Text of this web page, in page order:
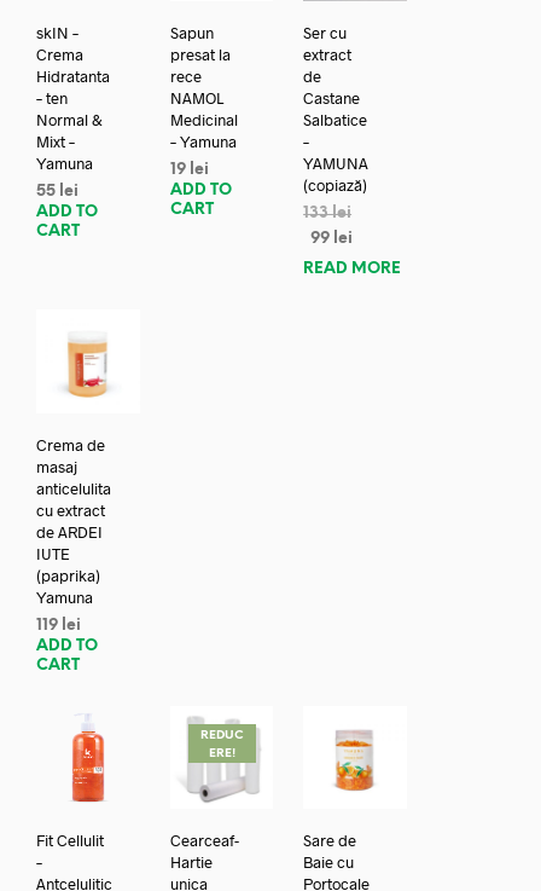
skIN –
Crema
Hidratanta
– ten
Normal &
Mixt –
Yamuna
55 lei
ADD TO
CART
Sapun
presat la
rece
NAMOL
Medicinal
– Yamuna
19 lei
ADD TO
CART
Ser cu
extract
de
Castane
Salbatice
–
YAMUNA
(copiază)
133lei
99 lei
READ MORE
Crema de
masaj
anticelulita
cu extract
de ARDEI
IUTE
(paprika)
Yamuna
119 lei
ADD TO
CART
Fit Cellulit
–
Antcelulitic
REDUC
ERE!
Cearceaf-
Hartie
unica
Sare de
Baie cu
Portocale